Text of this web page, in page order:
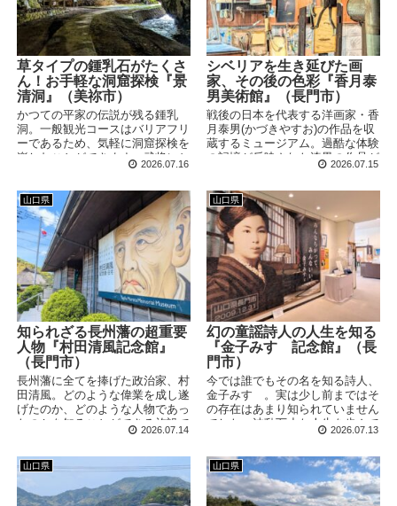
草タイプの鍾乳石がたくさ
ん！お手軽な洞窟探検『景
清洞』（美祢市）
かつての平家の伝説が残る鍾乳
洞。一般観光コースはバリアフリ
ーであるため、気軽に洞窟探検を
楽しむことができます。武将にち
なんだ名前が付けられた鍾乳石が
が、途中から思わぬ方向へと切り
替わっていきます。
2026.07.16
シベリアを生き延びた画
家、その後の色彩『香月泰
男美術館』（長門市）
戦後の日本を代表する洋画家・香
月泰男(かづきやすお)の作品を収
蔵するミュージアム。過酷な体験
の記憶が反映された漆黒の作品が
代表作ですが、その後は鮮やかな
つ意味を改めて考えさせられる美
術館です。
2026.07.15
山口県
知られざる長州藩の超重要
人物『村田清風記念館』
（長門市）
長州藩に全てを捧げた政治家、村
田清風。どのような偉業を成し遂
げたのか、どのような人物であっ
たのかを知ることができる施設で
す。幕末に活躍した長州藩士たち
その答えはここにあります！
2026.07.14
山口県
幻の童謡詩人の人生を知る
『金子みすゞ記念館』（長
門市）
今では誰でもその名を知る詩人、
金子みすゞ。実は少し前まではそ
の存在はあまり知られていません
でした。波乱万丈な人生を歩んで
きた彼女の生き様と、それとは対
を感じることができるスポットで
す。
2026.07.13
山口県 山口県